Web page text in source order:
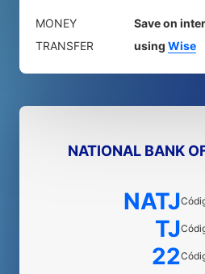
MONEY
TRANSFER
Save on
using Wise
NATIONAL BANK
NATJ
TJ
22